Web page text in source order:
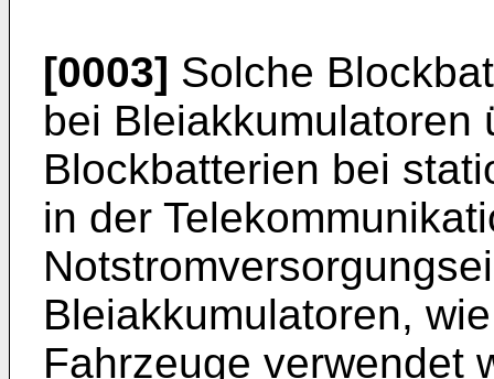
[0003] Solche
bei Bleiakkumulatoren
Blockbatterien bei
in der
Bleiakkumulatoren,
Fahrzeuge verwendet